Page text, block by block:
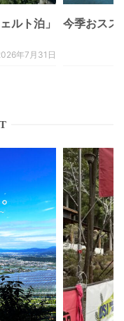
ルト泊」
年7月31日
今季おスス